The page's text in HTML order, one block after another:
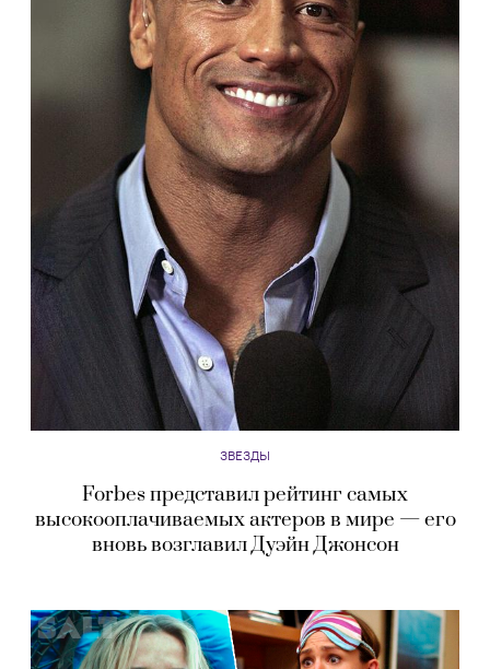
ЗВЕЗДЫ
Forbes представил рейтинг самых
высокооплачиваемых актеров в мире — его
вновь возглавил Дуэйн Джонсон